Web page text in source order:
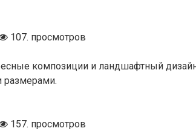
107. просмотров
композиции и ландшафтный дизайн.
размерами.
157. просмотров